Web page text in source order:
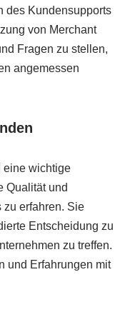
des Kundensupports
von Merchant
Fragen zu stellen,
angemessen
eine wichtige
Qualität und
erfahren. Sie
Entscheidung zu
zu treffen.
und Erfahrungen mit